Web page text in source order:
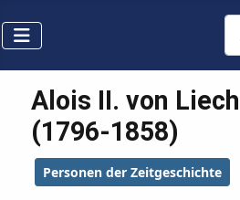
Alois II. von
(1796-1858)
Personen der Zeitgeschichte